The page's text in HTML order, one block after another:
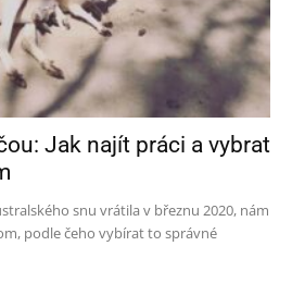
Jak najít práci a vybrat
snu vrátila v březnu 2020, nám
podle čeho vybírat to správné